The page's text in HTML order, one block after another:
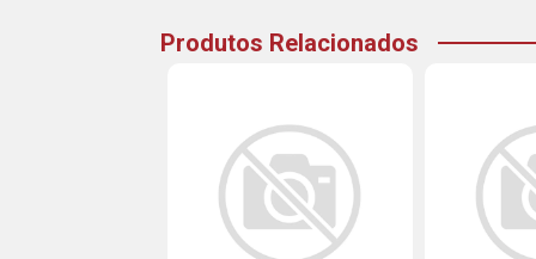
Produtos Relacionados